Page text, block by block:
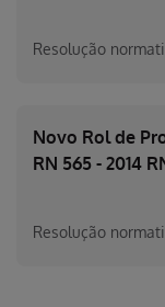
Resolução
Novo Rol de
RN 565 - 2014
Resolução